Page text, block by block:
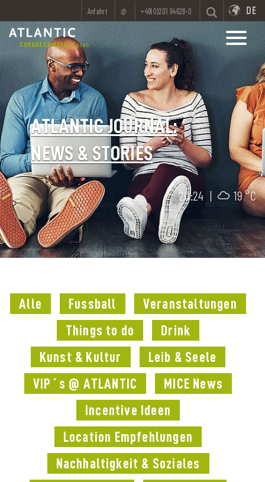
Anfahrt @ +49(0)201 94628-0 DE
ATLANTIC JOURNAL:
NEWS & STORIES
20:24 | 19 °C
Alle Fussball
Veranstaltungen
Things to do
Drink
Kunst & Kultur
Leib & Seele
VIP´s @ ATLANTIC
MICE News
Incentive Ideen
Location Empfehlungen
Nachhaltigkeit & Soziales